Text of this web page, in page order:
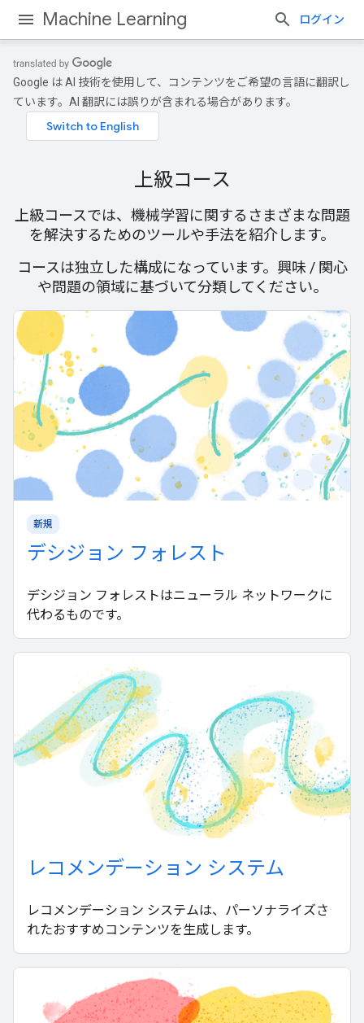
Machine Learning ログイン
Google は AI 技術を使用して、コンテンツをご希望の言語に翻訳し
ています。AI 翻訳には誤りが含まれる場合があります。
上級コース
上級コースでは、機械学習に関するさまざまな問題
を解決するためのツールや手法を紹介します。
コースは独立した構成になっています。興味 / 関心
や問題の領域に基づいて分類してください。
新規
デシジョン フォレスト
デシジョン フォレストはニューラル ネットワークに
代わるものです。
レコメンデーション システム
レコメンデーション システムは、パーソナライズさ
れたおすすめコンテンツを生成します。